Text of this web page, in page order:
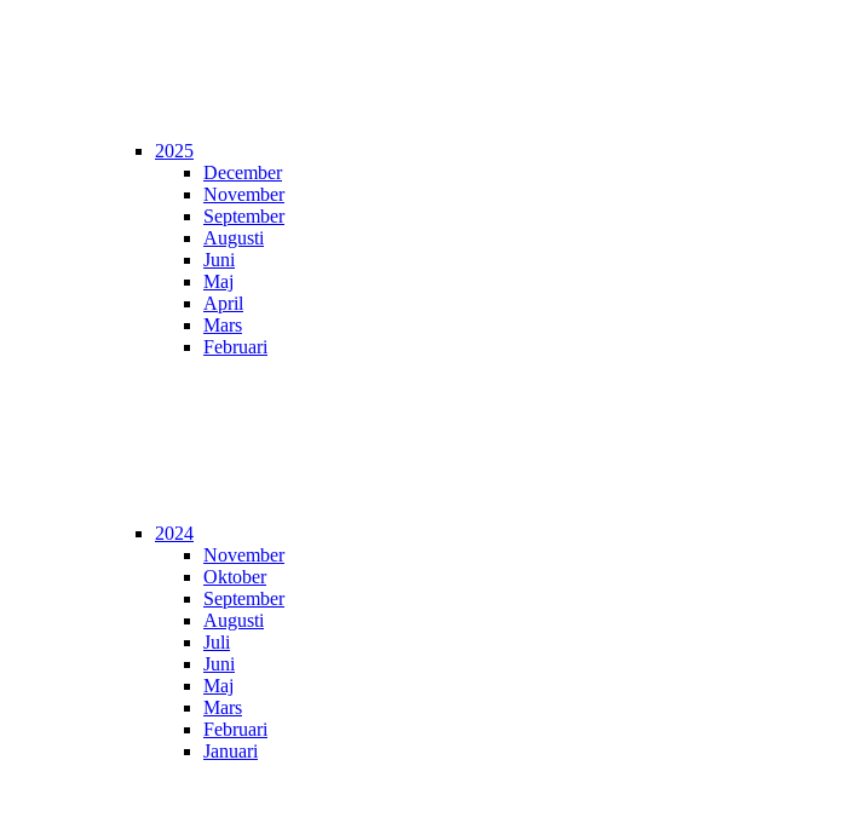
2025
December
November
September
Augusti
Juni
Maj
April
Mars
Februari
2024
November
Oktober
September
Augusti
Juli
Juni
Maj
Mars
Februari
Januari